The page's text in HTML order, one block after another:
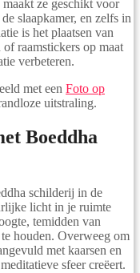
ze geschikt voor
slaapkamer, en zelfs in
is het plaatsen van
raamstickers op maat
verbeteren.
met een Foto op
uitstraling.
Boeddha
licht in je ruimte
temidden van
houden. Overweeg om
met kaarsen en
sfeer creëert.